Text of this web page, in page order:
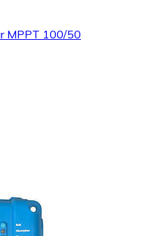
MPPT 100/50